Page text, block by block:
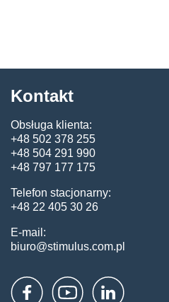
Kontakt
Obsługa klienta:
+48 502 378 255
+48 504 291 990
+48 797 177 175
Telefon stacjonarny:
+48 22 405 30 26
E-mail:
biuro@stimulus.com.pl